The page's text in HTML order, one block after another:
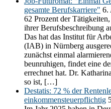
gesamte Berufskarriere" 6.
62 Prozent der
ihrer Berufsbeschreibung
Das hat das Institut für
(IAB) in Nürnberg
zunächst einmal
beunruhigen, findet eine
errechnet hat. Dr.
so ist, […]
Destatis: 72 % der
einkommensteuerpflichtig